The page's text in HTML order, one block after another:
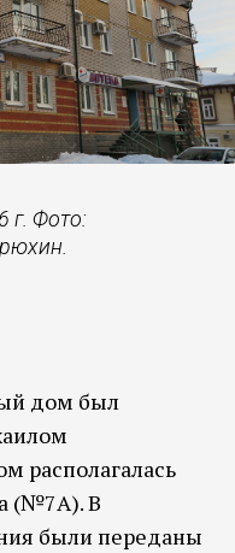
г. Фото:
дом был
располагалась
(№7А). В
были переданы